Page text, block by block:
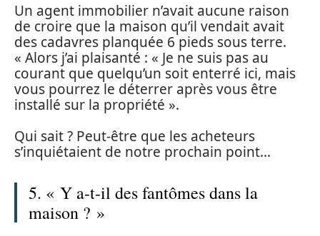
Un agent immobilier n’avait aucune raison
de croire que la maison qu’il vendait avait
des cadavres planquée 6 pieds sous terre.
« Alors j’ai plaisanté : « Je ne suis pas au
courant que quelqu’un soit enterré ici, mais
vous pourrez le déterrer après vous être
installé sur la propriété ».
Qui sait ? Peut-être que les acheteurs
s’inquiétaient de notre prochain point…
5. « Y a-t-il des fantômes dans la
maison ? »